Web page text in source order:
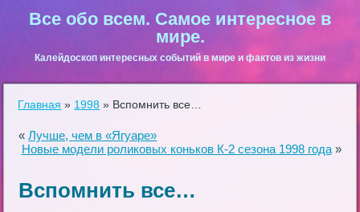
Все обо всем. Самое интересное в
мире.
Калейдоскоп интересных событий в мире и фактов из жизни
Главная » 1998 » Вспомнить все…
«Лучше, чем в «Ягуаре»
Новые модели роликовых коньков К-2 сезона 1998 года»
Вспомнить все…